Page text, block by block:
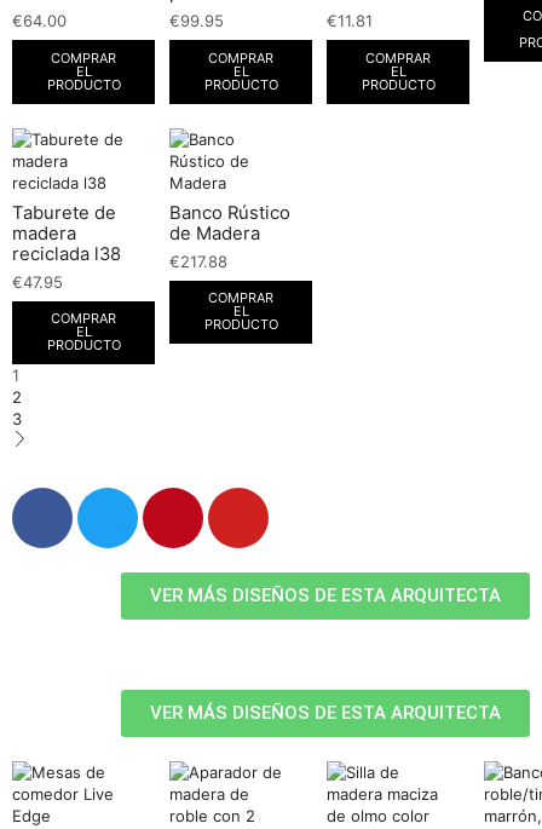
€64.00
COMPRAR
EL
PRODUCTO
€99.95
COMPRAR
EL
PRODUCTO
€11.81
COMPRAR
EL
PRODUCTO
Taburete de
madera
reciclada l38
€47.95
COMPRAR
EL
PRODUCTO
Banco Rústico
de Madera
€217.88
COMPRAR
EL
PRODUCTO
1
2
3
VER MÁS DISEÑOS DE ESTA ARQUITECTA
VER MÁS DISEÑOS DE ESTA ARQUITECTA